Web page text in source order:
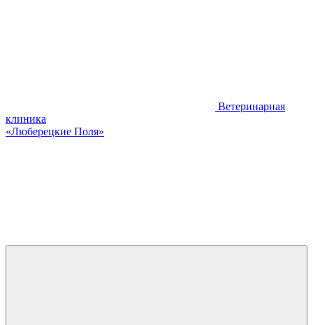
Ветеринарная
клиника
«Люберецкие Поля»